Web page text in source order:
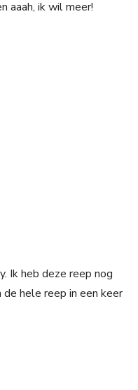
aaah, ik wil meer!
Ik heb deze reep nog
hele reep in een keer